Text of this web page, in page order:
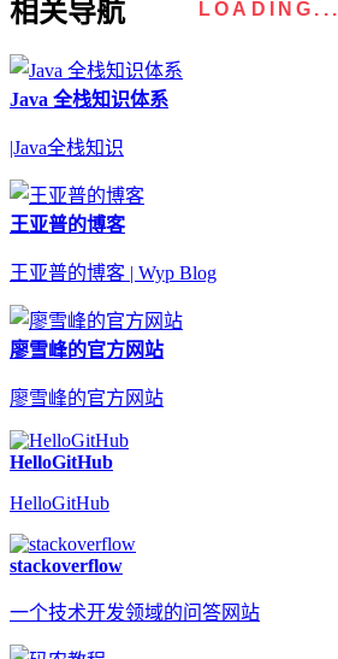
LOADING...
相关导航
Java 全栈知识体系
|Java全栈知识
王亚普的博客
王亚普的博客 | Wyp Blog
廖雪峰的官方网站
廖雪峰的官方网站
HelloGitHub
HelloGitHub
stackoverflow
一个技术开发领域的问答网站